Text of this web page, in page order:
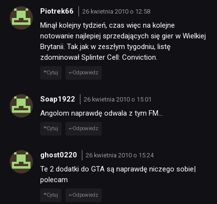
Piotrek66 26 kwietnia 2010 o 12:58
Minął kolejny tydzień, czas więc na kolejne
notowanie najlepiej sprzedających się gier w Wielkiej
Brytanii. Tak jak w zeszłym tygodniu, listę
zdominował Splinter Cell: Conviction.
Cytuj Odpowiedz
Soap1922 26 kwietnia 2010 o 15:01
Angolom naprawdę odwala z tym FM…
Cytuj Odpowiedz
ghost0220 26 kwietnia 2010 o 15:24
Te 2 dodatki do GTA są naprawdę niczego sobie|
polecam
Cytuj Odpowiedz